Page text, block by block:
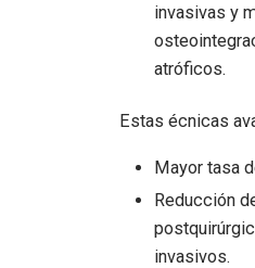
invasivas y
atróficos.
Estas écnicas
Mayor tasa
Reducción
invasivos.